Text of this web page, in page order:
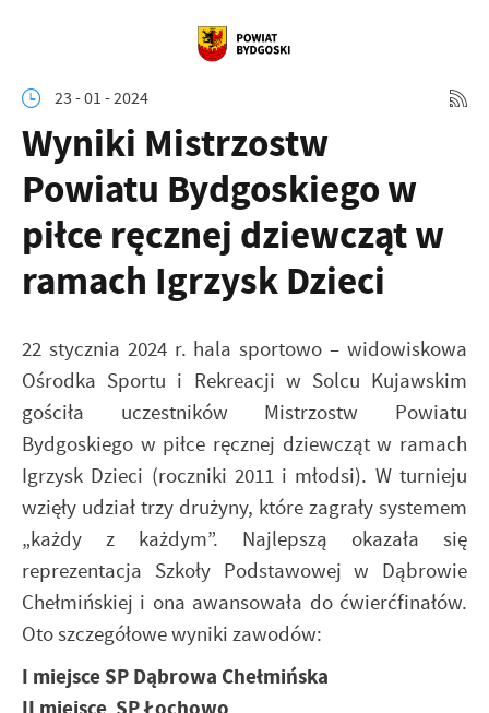
23 - 01 - 2024
Wyniki Mistrzostw
Powiatu Bydgoskiego w
piłce ręcznej dziewcząt w
ramach Igrzysk Dzieci
22 stycznia 2024 r. hala sportowo – widowiskowa
Ośrodka Sportu i Rekreacji w Solcu Kujawskim
gościła uczestników Mistrzostw Powiatu
Bydgoskiego w piłce ręcznej dziewcząt w ramach
Igrzysk Dzieci (roczniki 2011 i młodsi). W turnieju
wzięły udział trzy drużyny, które zagrały systemem
„każdy z każdym”. Najlepszą okazała się
reprezentacja Szkoły Podstawowej w Dąbrowie
Chełmińskiej i ona awansowała do ćwierćfinałów.
Oto szczegółowe wyniki zawodów:
I miejsce SP Dąbrowa Chełmińska